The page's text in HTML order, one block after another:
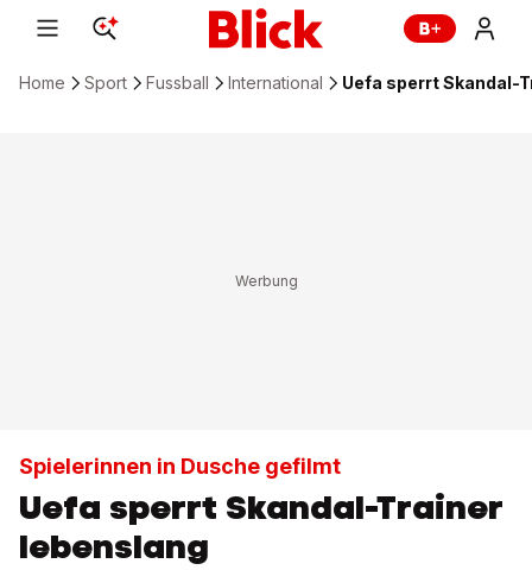
Home Sport Fussball International Uefa sperrt Skandal-
Spielerinnen in Dusche gefilmt
Uefa sperrt Skandal-Trainer
lebenslang